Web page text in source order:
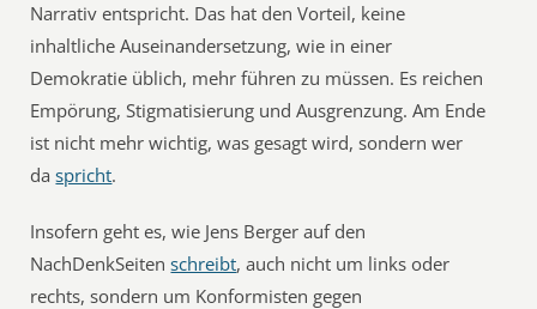
Narrativ entspricht. Das hat den Vorteil, keine
inhaltliche Auseinandersetzung, wie in einer
Demokratie üblich, mehr führen zu müssen. Es reichen
Empörung, Stigmatisierung und Ausgrenzung. Am Ende
ist nicht mehr wichtig, was gesagt wird, sondern wer
daspricht.
Insofern geht es, wie Jens Berger auf den
NachDenkSeitenschreibt, auch nicht um links oder
rechts, sondern um Konformisten gegen